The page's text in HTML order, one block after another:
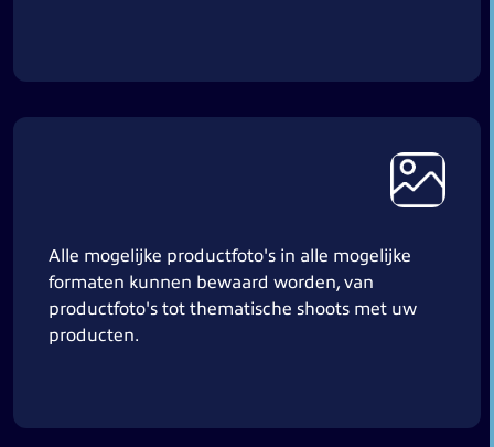
Alle mogelijke productfoto's in alle mogelijke
formaten kunnen bewaard worden, van
productfoto's tot thematische shoots met uw
producten.